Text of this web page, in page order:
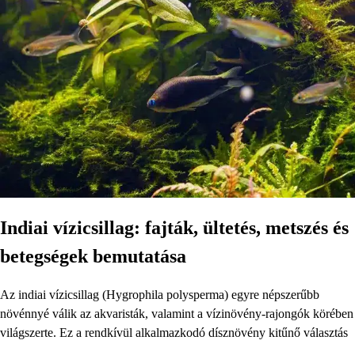
Indiai vízicsillag: fajták, ültetés, metszés és
betegségek bemutatása
Az indiai vízicsillag (Hygrophila polysperma) egyre népszerűbb
növénnyé válik az akvaristák, valamint a vízinövény-rajongók körében
világszerte. Ez a rendkívül alkalmazkodó dísznövény kitűnő választás